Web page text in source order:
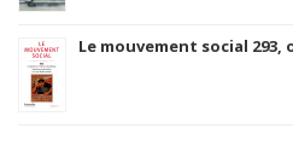
Le mouvement social 293,